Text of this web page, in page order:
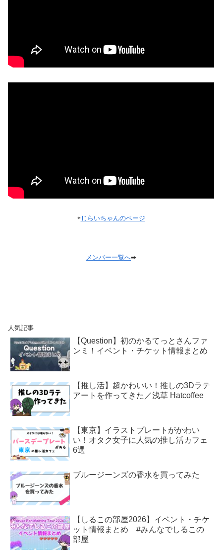
⇦ じらいちゃんのページ
メンバー一覧へ➡
人気記事
【Question】初のかるてっとさんファ
ンミ！イベント・チケット情報まとめ
【推し活】超かわいい！推しの3Dラテ
アートを作ってきた／浅草 Hatcoffee
【東京】イラストプレートがかわい
い！オタク女子に人気の推し活カフェ
6選
ブルージーンズの香水を買ってみた
【しるこの部屋2026】イベント・チケ
ット情報まとめ #みんなでしるこの
部屋